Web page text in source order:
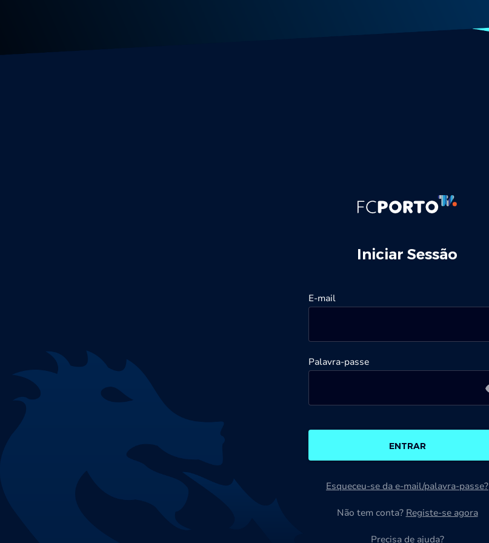
Iniciar Sessão
E-mail
Palavra-passe
ENTRAR
Esqueceu-se da e-mail/palavra-passe?
Não tem conta? Registe-se agora
Precisa de ajuda?